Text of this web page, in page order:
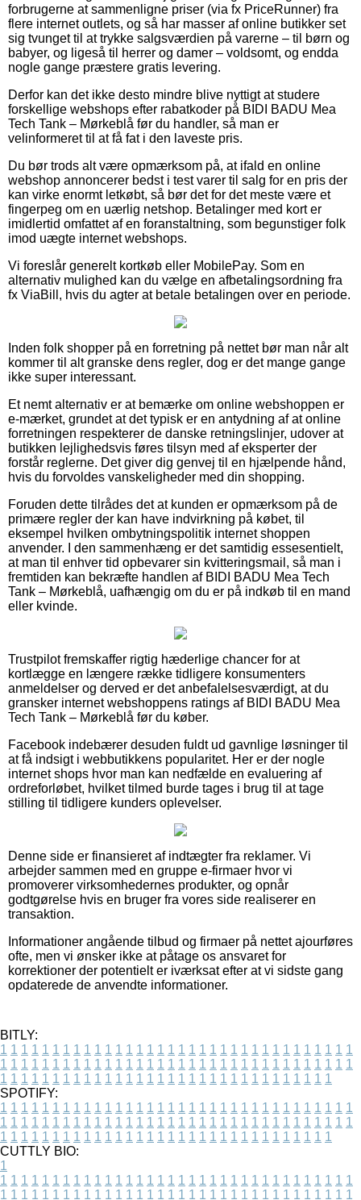
forbrugerne at sammenligne priser (via fx PriceRunner) fra
flere internet outlets, og så har masser af online butikker set
sig tvunget til at trykke salgsværdien på varerne – til børn og
babyer, og ligeså til herrer og damer – voldsomt, og endda
nogle gange præstere gratis levering.
Derfor kan det ikke desto mindre blive nyttigt at studere
forskellige webshops efter rabatkoder på BIDI BADU Mea
Tech Tank – Mørkeblå før du handler, så man er
velinformeret til at få fat i den laveste pris.
Du bør trods alt være opmærksom på, at ifald en online
webshop annoncerer bedst i test varer til salg for en pris der
kan virke enormt letkøbt, så bør det for det meste være et
fingerpeg om en uærlig netshop. Betalinger med kort er
imidlertid omfattet af en foranstaltning, som begunstiger folk
imod uægte internet webshops.
Vi foreslår generelt kortkøb eller MobilePay. Som en
alternativ mulighed kan du vælge en afbetalingsordning fra
fx ViaBill, hvis du agter at betale betalingen over en periode.
Inden folk shopper på en forretning på nettet bør man når alt
kommer til alt granske dens regler, dog er det mange gange
ikke super interessant.
Et nemt alternativ er at bemærke om online webshoppen er
e-mærket, grundet at det typisk er en antydning af at online
forretningen respekterer de danske retningslinjer, udover at
butikken lejlighedsvis føres tilsyn med af eksperter der
forstår reglerne. Det giver dig genvej til en hjælpende hånd,
hvis du forvoldes vanskeligheder med din shopping.
Foruden dette tilrådes det at kunden er opmærksom på de
primære regler der kan have indvirkning på købet, til
eksempel hvilken ombytningspolitik internet shoppen
anvender. I den sammenhæng er det samtidig essesentielt,
at man til enhver tid opbevarer sin kvitteringsmail, så man i
fremtiden kan bekræfte handlen af BIDI BADU Mea Tech
Tank – Mørkeblå, uafhængig om du er på indkøb til en mand
eller kvinde.
Trustpilot fremskaffer rigtig hæderlige chancer for at
kortlægge en længere række tidligere konsumenters
anmeldelser og derved er det anbefalelsesværdigt, at du
gransker internet webshoppens ratings af BIDI BADU Mea
Tech Tank – Mørkeblå før du køber.
Facebook indebærer desuden fuldt ud gavnlige løsninger til
at få indsigt i webbutikkens popularitet. Her er der nogle
internet shops hvor man kan nedfælde en evaluering af
ordreforløbet, hvilket tilmed burde tages i brug til at tage
stilling til tidligere kunders oplevelser.
Denne side er finansieret af indtægter fra reklamer. Vi
arbejder sammen med en gruppe e-firmaer hvor vi
promoverer virksomhedernes produkter, og opnår
godtgørelse hvis en bruger fra vores side realiserer en
transaktion.
Informationer angående tilbud og firmaer på nettet ajourføres
ofte, men vi ønsker ikke at påtage os ansvaret for
korrektioner der potentielt er iværksat efter at vi sidste gang
opdaterede de anvendte informationer.
BITLY:
1 1 1 1 1 1 1 1 1 1 1 1 1 1 1 1 1 1 1 1 1 1 1 1 1 1 1 1 1 1 1 1 1 1
1 1 1 1 1 1 1 1 1 1 1 1 1 1 1 1 1 1 1 1 1 1 1 1 1 1 1 1 1 1 1 1 1 1
1 1 1 1 1 1 1 1 1 1 1 1 1 1 1 1 1 1 1 1 1 1 1 1 1 1 1 1 1 1 1 1
SPOTIFY:
1 1 1 1 1 1 1 1 1 1 1 1 1 1 1 1 1 1 1 1 1 1 1 1 1 1 1 1 1 1 1 1 1 1
1 1 1 1 1 1 1 1 1 1 1 1 1 1 1 1 1 1 1 1 1 1 1 1 1 1 1 1 1 1 1 1 1 1
1 1 1 1 1 1 1 1 1 1 1 1 1 1 1 1 1 1 1 1 1 1 1 1 1 1 1 1 1 1 1 1
CUTTLY BIO:
1
1 1 1 1 1 1 1 1 1 1 1 1 1 1 1 1 1 1 1 1 1 1 1 1 1 1 1 1 1 1 1 1 1 1
1 1 1 1 1 1 1 1 1 1 1 1 1 1 1 1 1 1 1 1 1 1 1 1 1 1 1 1 1 1 1 1 1 1